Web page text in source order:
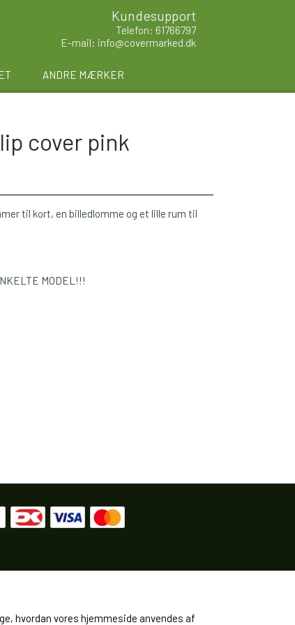
Kundesupport
Telefon: 61766797
E-mail: info@covermarked.dk
ANDRE MÆRKER
cover pink
til kort, en billedlomme og et lille rum til
MODEL!!!
hvordan vores hjemmeside anvendes af